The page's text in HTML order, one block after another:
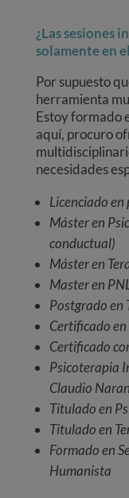
¿Las sesiones
solamente en
Por supuesto
herramienta
Estoy formado
aquí, procuro
necesidades
Licenciado en
Máster en
conductual)
Máster en
Master en
Postgrado en
Certificado en
Certificado
Psicoterapia
Claudio
Titulado en
Titulado en
Formado en
Humanista